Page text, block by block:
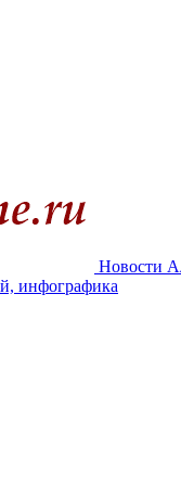
Новости
инфографика